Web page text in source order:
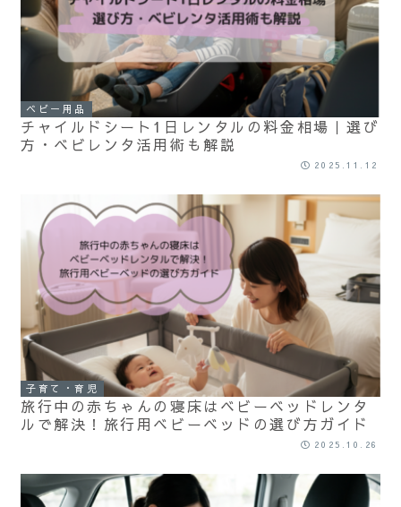
ベビー用品
チャイルドシート1日レンタルの料金相場｜選び
方・ベビレンタ活用術も解説
2025.11.12
子育て・育児
旅行中の赤ちゃんの寝床はベビーベッドレンタ
ルで解決！旅行用ベビーベッドの選び方ガイド
2025.10.26